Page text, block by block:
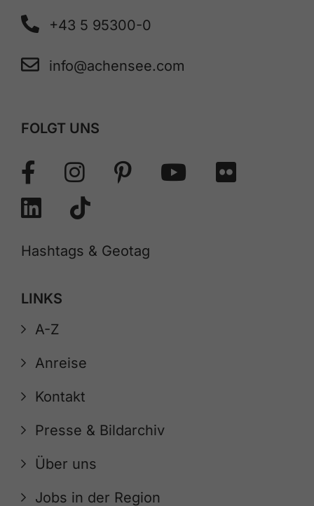
+43 5 95300-0
info@achensee.com
FOLGT UNS
Hashtags & Geotag
LINKS
A-Z
Anreise
Kontakt
Presse & Bildarchiv
Über uns
Jobs in der Region